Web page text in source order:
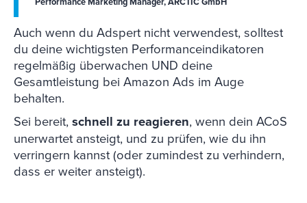
Auch wenn du Adspert nicht verwendest, solltest
du deine wichtigsten Performanceindikatoren
regelmäßig überwachen UND deine
Gesamtleistung bei Amazon Ads im Auge
behalten.
Sei bereit,schnell zu reagieren, wenn dein ACoS
unerwartet ansteigt, und zu prüfen, wie du ihn
verringern kannst (oder zumindest zu verhindern,
dass er weiter ansteigt).